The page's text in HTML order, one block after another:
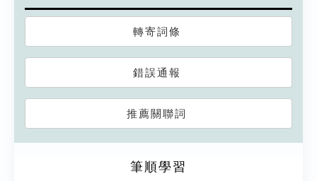
轉寄詞條
錯誤通報
推薦關聯詞
筆順學習